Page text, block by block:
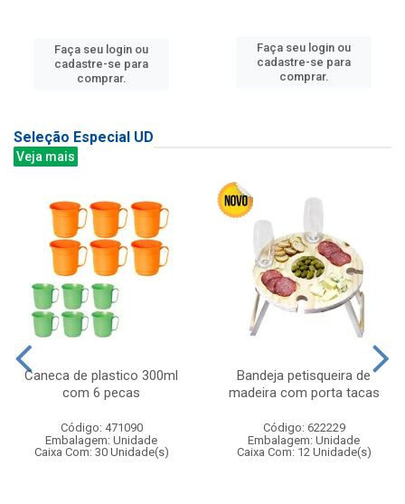
Faça seu login ou
cadastre-se para
comprar.
Faça seu login ou
cadastre-se para
comprar.
Seleção Especial UD
Veja mais
Caneca de plastico 300ml
com 6 pecas
Código: 471090
Embalagem: Unidade
Caixa Com: 30 Unidade(s)
Bandeja petisqueira de
madeira com porta tacas
Código: 622229
Embalagem: Unidade
Caixa Com: 12 Unidade(s)